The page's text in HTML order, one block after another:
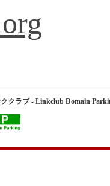
クラブ - Linkclub Domain